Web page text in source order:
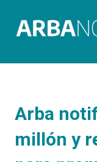
Arba
millón y